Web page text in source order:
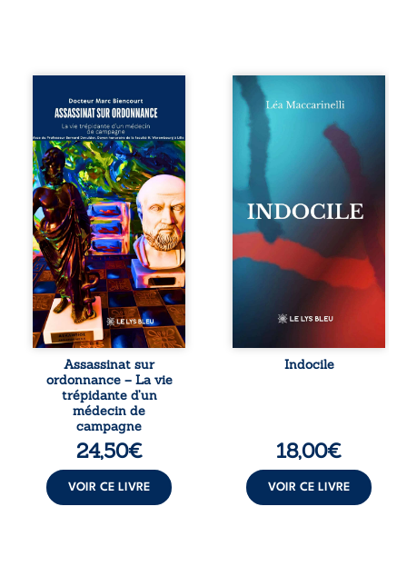
Assassinat sur
ordonnance – La
vie trépidante
d’un médecin de
campagne est la
réédition enrichie
et actualisée du
témoignage du
Docteur Marc
Biencourt, ancien
médecin de
famille, qui revient
sur son parcours
médical, syndical
et ordinal. Depuis
septembre 2013, il
raconte le long
combat qui l’a
conduit à être
écarté du corps
médical, malgré
une décision de
première instance
Assassinat sur
ordonnance – La vie
trépidante d’un
médecin de
campagne
24,50€
VOIR CE LIVRE
Quatre parties.
Quatre refus.
Quatre visages
d’une existence en
friction. Entre les
silences qu’on ne
déchiffre pas, les
amours qu’on
dérange, les corps
qu’on administre
et les liens qu’on
sabote, cet
ouvrage parle à
vivent trop fort,
trop vrai, trop tôt.
traversée. Une
langue nue. Une
Indocile
18,00€
VOIR CE LIVRE